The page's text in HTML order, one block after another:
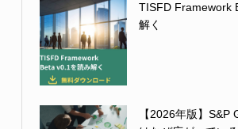
TISFD Framework
解く
【2026年版】S&P